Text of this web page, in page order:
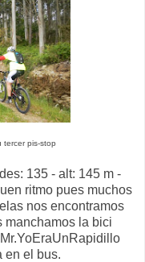
tercer pis-stop
135 - alt: 145 m -
ritmo pues muchos
nos encontramos
manchamos la bici
en el bus.